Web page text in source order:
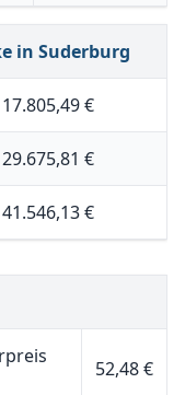
in Suderburg
17.805,49 €
29.675,81 €
41.546,13 €
52,48 €